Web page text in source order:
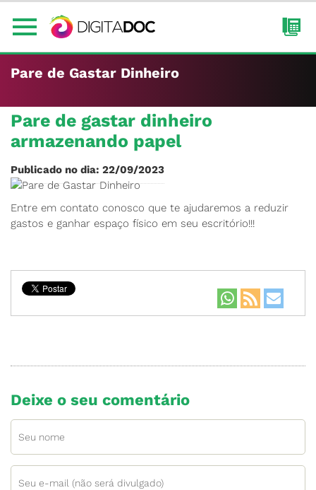
Pare de Gastar Dinheiro
Pare de gastar dinheiro
armazenando papel
Publicado no dia: 22/09/2023
Entre em contato conosco que te ajudaremos a reduzir
gastos e ganhar espaço físico em seu escritório!!!
Deixe o seu comentário